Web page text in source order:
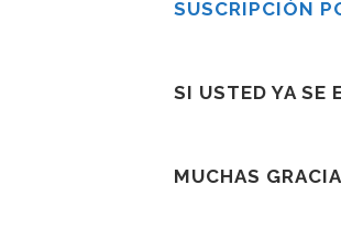
SUSCRIPCIÓN
SI USTED YA SE
MUCHAS